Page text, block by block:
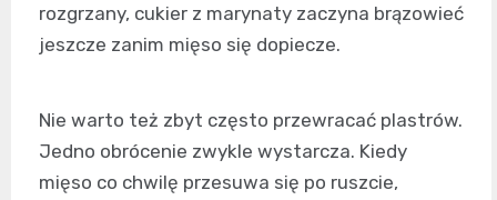
rozgrzany, cukier z marynaty zaczyna brązowieć
jeszcze zanim mięso się dopiecze.
Nie warto też zbyt często przewracać plastrów.
Jedno obrócenie zwykle wystarcza. Kiedy
mięso co chwilę przesuwa się po ruszcie,